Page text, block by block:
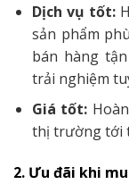
Dịch vụ tốt:
sản phẩm
bán hàng
trải nghiệm
Giá tốt:
thị trường tới
2. Ưu đãi khi